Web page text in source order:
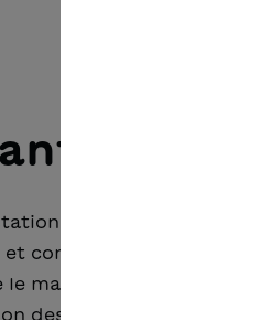
phare de Montreux,
conférer une notoriété
marché artisanal des
des narcisses qui